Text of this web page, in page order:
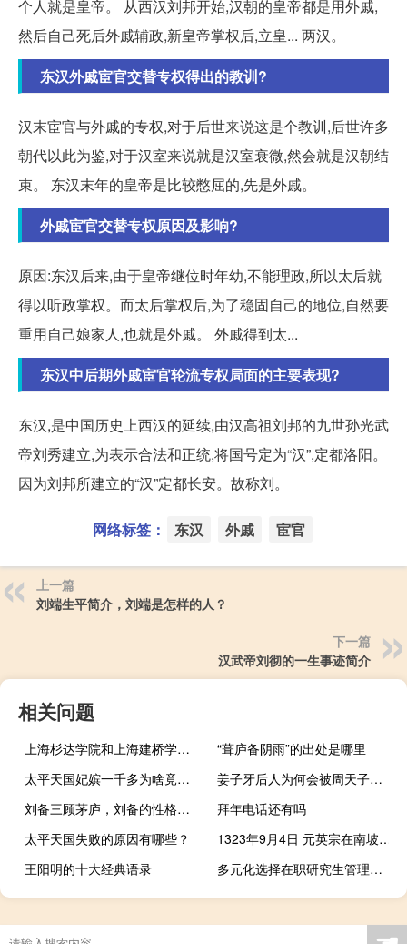
个人就是皇帝。 从西汉刘邦开始,汉朝的皇帝都是用外戚,
然后自己死后外戚辅政,新皇帝掌权后,立皇... 两汉。
东汉外戚宦官交替专权得出的教训?
汉末宦官与外戚的专权,对于后世来说这是个教训,后世许多
朝代以此为鉴,对于汉室来说就是汉室衰微,然会就是汉朝结
束。 东汉末年的皇帝是比较憋屈的,先是外戚。
外戚宦官交替专权原因及影响?
原因:东汉后来,由于皇帝继位时年幼,不能理政,所以太后就
得以听政掌权。而太后掌权后,为了稳固自己的地位,自然要
重用自己娘家人,也就是外戚。 外戚得到太...
东汉中后期外戚宦官轮流专权局面的主要表现?
东汉,是中国历史上西汉的延续,由汉高祖刘邦的九世孙光武
帝刘秀建立,为表示合法和正统,将国号定为“汉”,定都洛阳。
因为刘邦所建立的“汉”定都长安。故称刘。
网络标签： 东汉 外戚 宦官
上一篇
刘端生平简介，刘端是怎样的人？
下一篇
汉武帝刘彻的一生事迹简介
相关问题
上海杉达学院和上海建桥学院哪个好
“葺庐备阴雨”的出处是哪里
太平天国妃嫔一千多为啥竟没有一个太监？
姜子牙后人为何会被周天子扔进大锅烹杀？
刘备三顾茅庐，刘备的性格特点
拜年电话还有吗
太平天国失败的原因有哪些？
1323年9月4日 元英宗在南坡店被刺
王阳明的十大经典语录
多元化选择在职研究生管理方面可以在哪些领域提升